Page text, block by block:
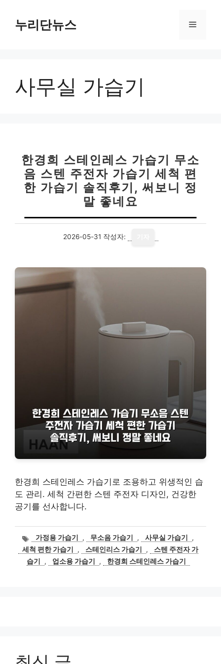
누리단뉴스 메
사무실 가습기
한경희 스테인레스 가습기 무소
음 스텐 주전자 가습기 세척 편
한 가습기 솔직후기, 써보니 정
말 좋네요
2026-05-31 작성자:
한경희 스테인레스 가습기로 조용하고 위생적인 습
도 관리. 세척 간편한 스텐 주전자 디자인, 건강한
공기를 선사합니다.
태
그
가정용 가습기 , 무소음 가습기 , 사무실 가습기
,
세척 편한 가습기
, 스테인리스 가습기 ,
스텐 주전자 가
습기
, 업소용 가습기 , 한경희 스테인레스 가습기